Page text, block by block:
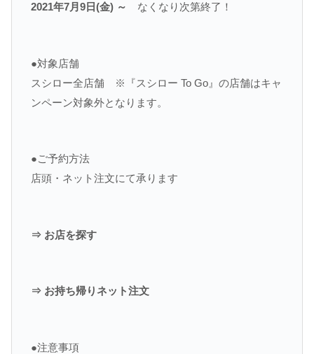
2021年7月9日(金) ～ なくなり次第終了！
●対象店舗
スシロー全店舗 ※『スシロー To Go』の店舗はキャ
ンペーン対象外となります。
●ご予約方法
店頭・ネット注文にて承ります
⇒ お店を探す
⇒ お持ち帰りネット注文
●注意事項